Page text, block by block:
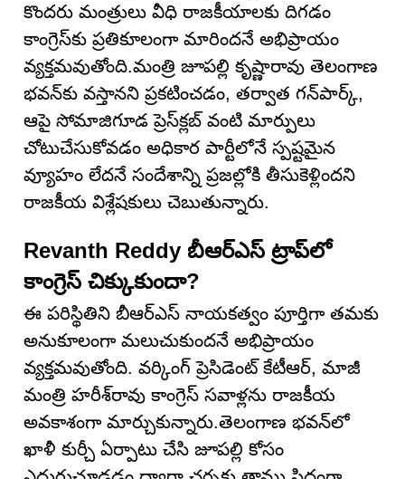
కొందరు మంత్రులు వీధి రాజకీయాలకు దిగడం
కాంగ్రెస్‌కు ప్రతికూలంగా మారిందనే అభిప్రాయం
వ్యక్తమవుతోంది.మంత్రి జూపల్లి కృష్ణారావు తెలంగాణ
భవన్‌కు వస్తానని ప్రకటించడం, తర్వాత గన్‌పార్క్,
ఆపై సోమాజిగూడ ప్రెస్‌క్లబ్ వంటి మార్పులు
చోటుచేసుకోవడం అధికార పార్టీలోనే స్పష్టమైన
వ్యూహం లేదనే సందేశాన్ని ప్రజల్లోకి తీసుకెళ్లిందని
రాజకీయ విశ్లేషకులు చెబుతున్నారు.
Revanth Reddy బీఆర్ఎస్ ట్రాప్‌లో
కాంగ్రెస్ చిక్కుకుందా?
ఈ పరిస్థితిని బీఆర్ఎస్ నాయకత్వం పూర్తిగా తమకు
అనుకూలంగా మలుచుకుందనే అభిప్రాయం
వ్యక్తమవుతోంది. వర్కింగ్ ప్రెసిడెంట్ కేటీఆర్, మాజీ
మంత్రి హరీశ్‌రావు కాంగ్రెస్ సవాళ్లను రాజకీయ
అవకాశంగా మార్చుకున్నారు.తెలంగాణ భవన్‌లో
ఖాళీ కుర్చీ ఏర్పాటు చేసి జూపల్లి కోసం